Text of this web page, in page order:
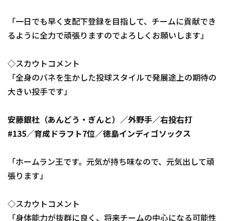
「一日でも早く支配下登録を目指して、チームに貢献でき
るように全力で頑張りますのでよろしくお願いします」
◇スカウトコメント
「全身のバネを生かした投球スタイルで発展途上の期待の
大きい投手です」
安藤銀杜（あんどう・ぎんと）／外野手／右投右打
#135／育成ドラフト7位／徳島インディゴソックス
「ホームラン王です。元気が持ち味なので、元気出して頑
張ります」
◇スカウトコメント
「身体能力が抜群に良く、将来チームの中心になる可能性